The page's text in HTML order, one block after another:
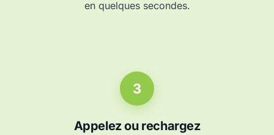
en quelques secondes.
3
Appelez ou rechargez